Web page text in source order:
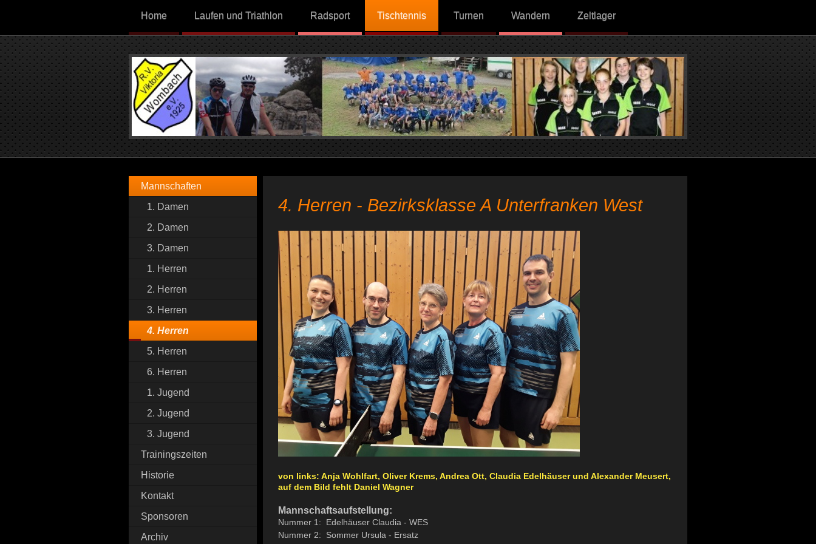
Home Laufen und Triathlon Radsport Tischtennis Turnen Wandern Zeltlager
Mannschaften
1. Damen
2. Damen
3. Damen
1. Herren
2. Herren
3. Herren
4. Herren
5. Herren
6. Herren
1. Jugend
2. Jugend
3. Jugend
Trainingszeiten
Historie
Kontakt
Sponsoren
Archiv
4. Herren - Bezirksklasse A Unterfranken West
von links: Anja Wohlfart, Oliver Krems, Andrea Ott, Claudia Edelhäuser und Alexander Meusert,
auf dem Bild fehlt Daniel Wagner
Mannschaftsaufstellung:
Nummer 1: Edelhäuser Claudia - WES
Nummer 2: Sommer Ursula - Ersatz